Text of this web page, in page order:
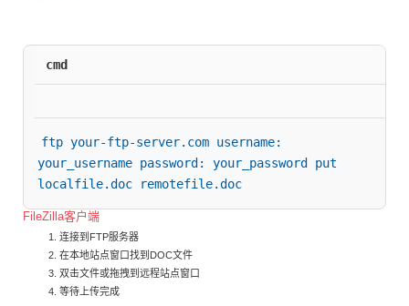
cmd
ftp your-ftp-server.com username:
your_username password: your_password put
localfile.doc remotefile.doc
FileZilla客户端
连接到FTP服务器
在本地站点窗口找到DOC文件
双击文件或拖拽到远程站点窗口
等待上传完成